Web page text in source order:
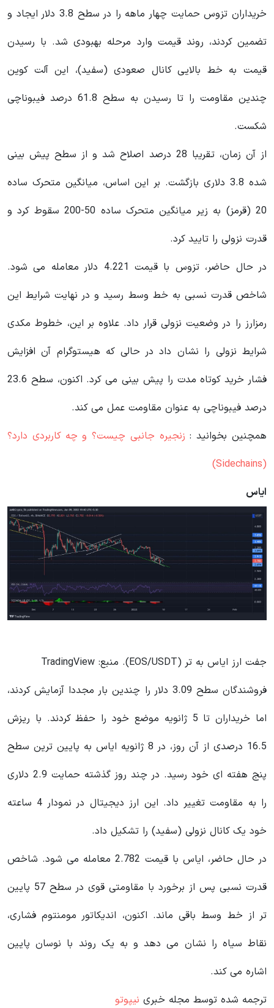
خریداران تزوس حمایت چهار ماهه را در سطح 3.8 دلار ایجاد و
تضمین کردند، روند قیمت وارد مرحله بهبودی شد. با رسیدن
قیمت به خط بالایی کانال صعودی (سفید)، این آلت کوین
چندین مقاومت را تا رسیدن به سطح 61.8 درصد فیبوناچی
شکست.
از آن زمان، تقریبا 28 درصد اصلاح شد و از سطح پیش بینی
شده 3.8 دلاری بازگشت. بر این اساس، میانگین متحرک ساده
20 (قرمز) به زیر میانگین متحرک ساده 50-200 سقوط کرد و
قدرت نزولی را تایید کرد.
در حال حاضر، تزوس با قیمت 4.221 دلار معامله می شود.
شاخص قدرت نسبی به خط وسط رسید و در نهایت شرایط این
رمزارز را در وضعیت نزولی قرار داد. علاوه بر این، خطوط مکدی
شرایط نزولی را نشان داد در حالی که هیستوگرام آن افزایش
فشار خرید کوتاه مدت را پیش بینی می کرد. اکنون، سطح 23.6
درصد فیبوناچی به عنوان مقاومت عمل می کند.
همچنین بخوانید : زنجیره جانبی چیست؟ و چه کاربردی دارد؟
(Sidechains)
ایاس
جفت ارز ایاس به تر (EOS/USDT). منبع: TradingView
فروشندگان سطح 3.09 دلار را چندین بار مجددا آزمایش کردند،
اما خریداران تا 5 ژانویه موضع خود را حفظ کردند. با ریزش
16.5 درصدی از آن روز، در 8 ژانویه ایاس به پایین ترین سطح
پنج هفته ای خود رسید. در چند روز گذشته حمایت 2.9 دلاری
را به مقاومت تغییر داد. این ارز دیجیتال در نمودار 4 ساعته
خود یک کانال نزولی (سفید) را تشکیل داد.
در حال حاضر، ایاس با قیمت 2.782 معامله می شود. شاخص
قدرت نسبی پس از برخورد با مقاومتی قوی در سطح 57 پایین‌
تر از خط وسط باقی ماند. اکنون، اندیکاتور مومنتوم فشاری،
نقاط سیاه را نشان می دهد و به یک روند با نوسان پایین
اشاره می کند.
ترجمه شده توسط مجله خبری نیپوتو